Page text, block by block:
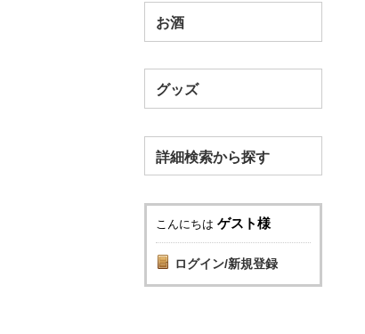
お酒
グッズ
詳細検索から探す
こんにちは ゲスト様
ログイン/新規登録